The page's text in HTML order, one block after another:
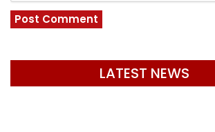
LATEST NEWS